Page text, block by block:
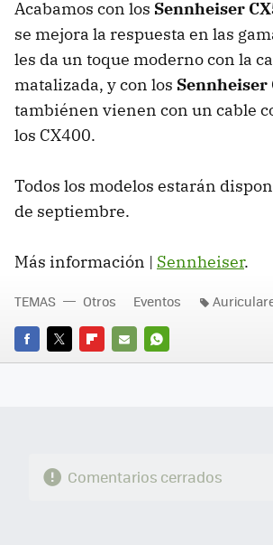
Acabamos con los Sennheiser
se mejora la respuesta en las
les da un toque moderno con la
matalizada, y con los Sennheiser
tambiénen vienen con un cable
los CX400.
Todos los modelos estarán
de septiembre.
Más información | Sennheiser.
FACEBOOK
TWITTERFLIPBOARD
E-
WHATSAPP
TEMAS Otros Eventos
Comentarios cerrados